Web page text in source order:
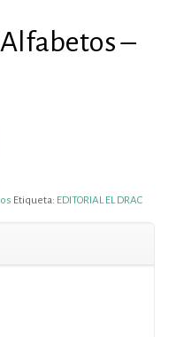
–
Etiqueta: EDITORIAL EL DRAC